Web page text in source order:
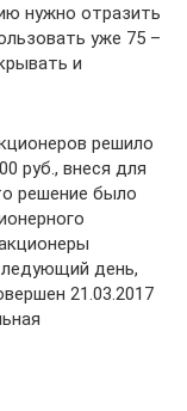
нужно отразить
уже 75 –
и
решило
руб., внеся для
решение было
день,
21.03.2017